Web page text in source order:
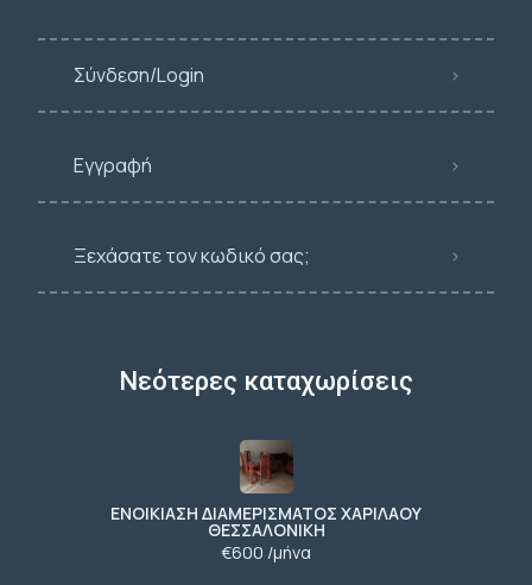
Σύνδεση/Login
Εγγραφή
Ξεχάσατε τον κωδικό σας;
Νεότερες καταχωρίσεις
ΕΝΟΙΚΙΑΣΗ ΔΙΑΜΕΡΙΣΜΑΤΟΣ ΧΑΡΙΛΑΟΥ
ΘΕΣΣΑΛΟΝΙΚΗ
€600 /μήνα